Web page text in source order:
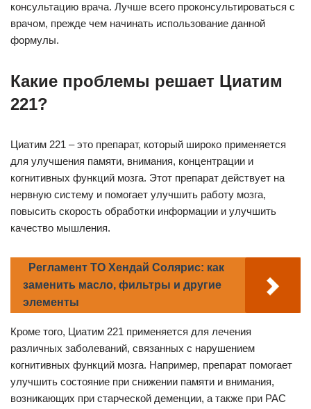
консультацию врача. Лучше всего проконсультироваться с
врачом, прежде чем начинать использование данной
формулы.
Какие проблемы решает Циатим
221?
Циатим 221 – это препарат, который широко применяется
для улучшения памяти, внимания, концентрации и
когнитивных функций мозга. Этот препарат действует на
нервную систему и помогает улучшить работу мозга,
повысить скорость обработки информации и улучшить
качество мышления.
Регламент ТО Хендай Солярис: как
заменить масло, фильтры и другие
элементы
Кроме того, Циатим 221 применяется для лечения
различных заболеваний, связанных с нарушением
когнитивных функций мозга. Например, препарат помогает
улучшить состояние при снижении памяти и внимания,
возникающих при старческой деменции, а также при РАС